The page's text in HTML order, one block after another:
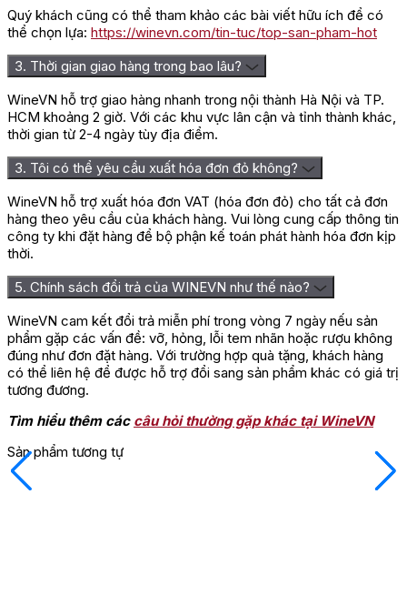
Quý khách cũng có thể tham khảo các bài viết hữu ích để có
thể chọn lựa: https://winevn.com/tin-tuc/top-san-pham-hot
3. Thời gian giao hàng trong bao lâu?
WineVN hỗ trợ giao hàng nhanh trong nội thành Hà Nội và TP.
HCM khoảng 2 giờ. Với các khu vực lân cận và tỉnh thành khác,
thời gian từ 2-4 ngày tùy địa điểm.
3. Tôi có thể yêu cầu xuất hóa đơn đỏ không?
WineVN hỗ trợ xuất hóa đơn VAT (hóa đơn đỏ) cho tất cả đơn
hàng theo yêu cầu của khách hàng. Vui lòng cung cấp thông tin
công ty khi đặt hàng để bộ phận kế toán phát hành hóa đơn kịp
thời.
5. Chính sách đổi trả của WINEVN như thế nào?
WineVN cam kết đổi trả miễn phí trong vòng 7 ngày nếu sản
phẩm gặp các vấn đề: vỡ, hỏng, lỗi tem nhãn hoặc rượu không
đúng như đơn đặt hàng. Với trường hợp quà tặng, khách hàng
có thể liên hệ để được hỗ trợ đổi sang sản phẩm khác có giá trị
tương đương.
Tìm hiểu thêm các câu hỏi thường gặp khác tại WineVN
Sản phẩm tương tự